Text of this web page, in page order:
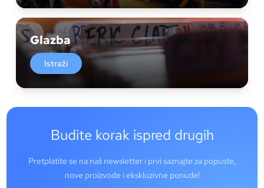
Glazba
Istraži
Budite korak ispred drugih
Pretplatite se na naš newsletter i prvi saznajte za popuste,
nove proizvode i ekskluzivne ponude!